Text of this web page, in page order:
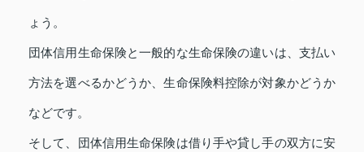
ょう。
団体信用生命保険と一般的な生命保険の違いは、支払い
方法を選べるかどうか、生命保険料控除が対象かどうか
などです。
そして、団体信用生命保険は借り手や貸し手の双方に安